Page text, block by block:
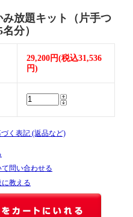
放題キット（片手つ
分）
29,200円(税込31,536
円)
く表記 (返品など)
問い合わせる
教える